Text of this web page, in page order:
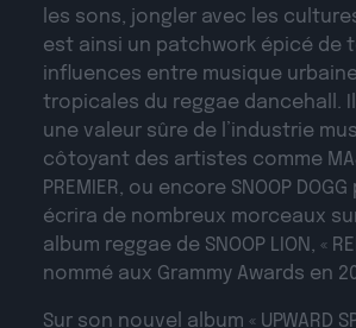
les sons, jongler avec les
est ainsi un patchwork épicé de
influences entre musique
tropicales du reggae dancehall.
une valeur sûre de l’industrie
côtoyant des artistes comme
PREMIER, ou encore SNOOP
écrira de nombreux morceaux
album reggae de SNOOP LION, «
nommé aux Grammy Awards en
Sur son nouvel album « UPWARD